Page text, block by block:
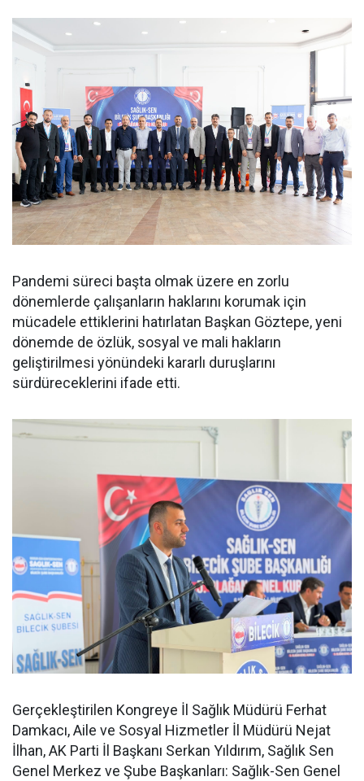
Pandemi süreci başta olmak üzere en zorlu
dönemlerde çalışanların haklarını korumak için
mücadele ettiklerini hatırlatan Başkan Göztepe, yeni
dönemde de özlük, sosyal ve mali hakların
geliştirilmesi yönündeki kararlı duruşlarını
sürdüreceklerini ifade etti.
Gerçekleştirilen Kongreye İl Sağlık Müdürü Ferhat
Damkacı, Aile ve Sosyal Hizmetler İl Müdürü Nejat
İlhan, AK Parti İl Başkanı Serkan Yıldırım, Sağlık Sen
Genel Merkez ve Şube Başkanları: Sağlık-Sen Genel